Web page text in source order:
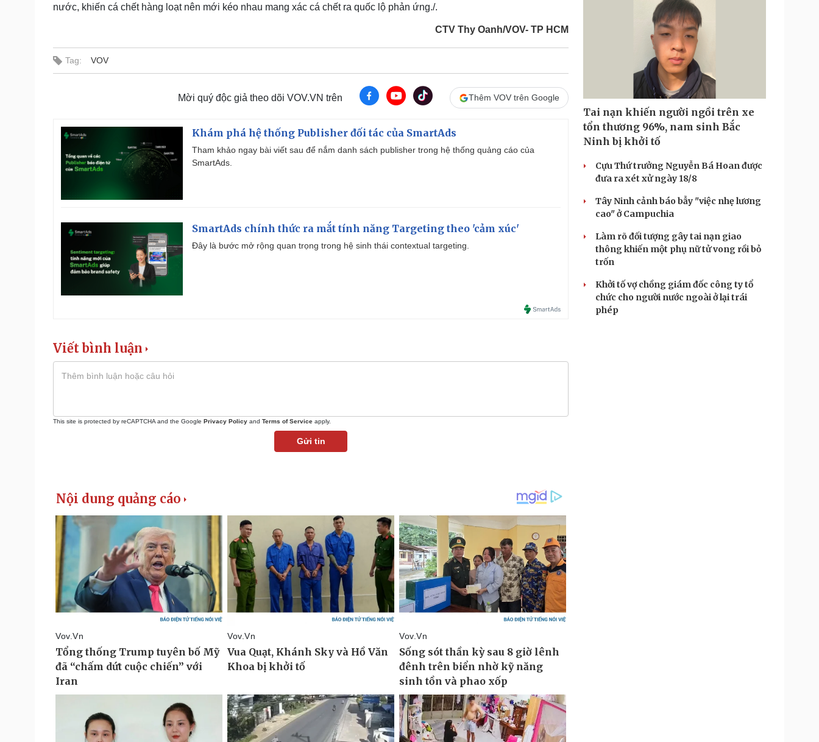
nước, khiến cá chết hàng loạt nên mới kéo nhau mang xác cá chết ra quốc lộ phản ứng./.
CTV Thy Oanh/VOV- TP HCM
Tag: VOV
Mời quý độc giả theo dõi VOV.VN trên Thêm VOV trên Google
Khám phá hệ thống Publisher đối tác của SmartAds
Tham khảo ngay bài viết sau để nắm danh sách publisher trong hệ thống quảng cáo của
SmartAds.
SmartAds chính thức ra mắt tính năng Targeting theo 'cảm xúc'
Đây là bước mở rộng quan trọng trong hệ sinh thái contextual targeting.
Viết bình luận
This site is protected by reCAPTCHA and the Google Privacy Policy and Terms of Service apply.
Gửi tin
Tai nạn khiến người ngồi trên xe
tổn thương 96%, nam sinh Bắc
Ninh bị khởi tố
Cựu Thứ trưởng Nguyễn Bá Hoan được
đưa ra xét xử ngày 18/8
Tây Ninh cảnh báo bẫy "việc nhẹ lương
cao" ở Campuchia
Làm rõ đối tượng gây tai nạn giao
thông khiến một phụ nữ tử vong rồi bỏ
trốn
Khởi tố vợ chồng giám đốc công ty tổ
chức cho người nước ngoài ở lại trái
phép